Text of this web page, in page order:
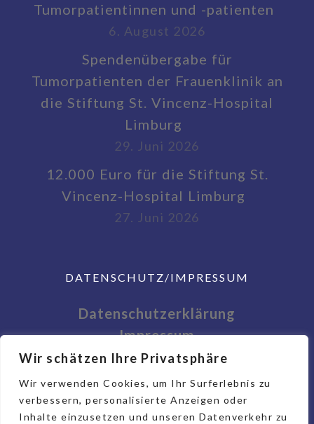
Wir schätzen Ihre Privatsphäre
Wir verwenden Cookies, um Ihr Surferlebnis zu
verbessern, personalisierte Anzeigen oder
Inhalte einzusetzen und unseren Datenverkehr zu
Tumorpatientinnen und -patienten
6. August 2026
Spendenübergabe für
Tumorpatienten der Frauenklinik an
die Stiftung St. Vincenz-Hospital
Limburg
29. Juni 2026
12.000 Euro für die Stiftung St.
Vincenz-Hospital Limburg
27. Juni 2026
DATENSCHUTZ/IMPRESSUM
Datenschutzerklärung
Impressum